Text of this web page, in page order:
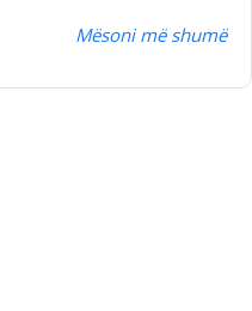
Mësoni më shumë